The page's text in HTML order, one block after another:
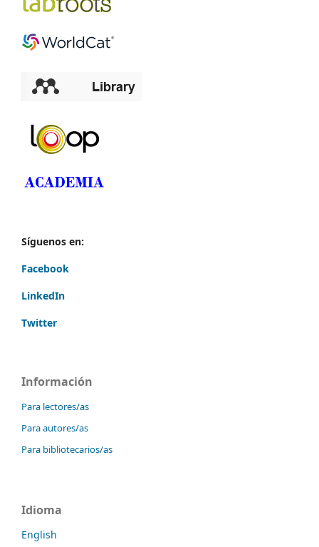
Síguenos en:
Facebook
LinkedIn
Twitter
Información
Para lectores/as
Para autores/as
Para bibliotecarios/as
Idioma
English